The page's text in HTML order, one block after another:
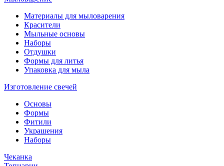
Материалы для мыловарения
Красители
Мыльные основы
Наборы
Отдушки
Формы для литья
Упаковка для мыла
Изготовление свечей
Основы
Формы
Фитили
Украшения
Наборы
Чеканка